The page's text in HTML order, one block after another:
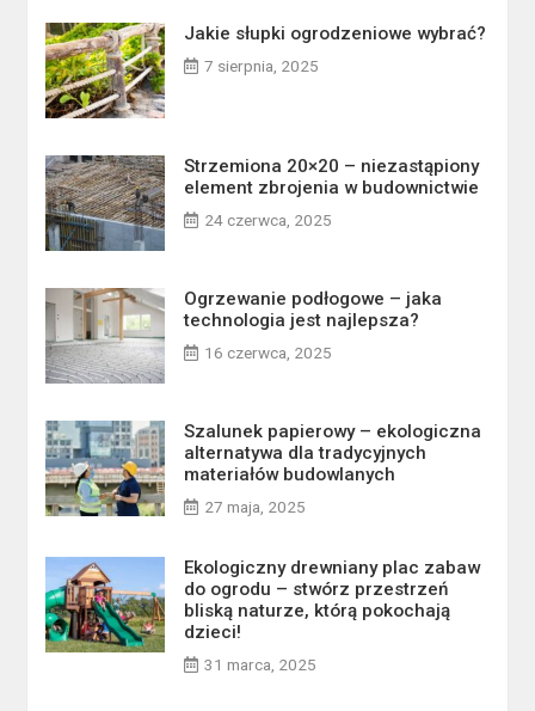
Jakie słupki ogrodzeniowe wybrać?
7 sierpnia, 2025
Strzemiona 20×20 – niezastąpiony
element zbrojenia w budownictwie
24 czerwca, 2025
Ogrzewanie podłogowe – jaka
technologia jest najlepsza?
16 czerwca, 2025
Szalunek papierowy – ekologiczna
alternatywa dla tradycyjnych
materiałów budowlanych
27 maja, 2025
Ekologiczny drewniany plac zabaw
do ogrodu – stwórz przestrzeń
bliską naturze, którą pokochają
dzieci!
31 marca, 2025